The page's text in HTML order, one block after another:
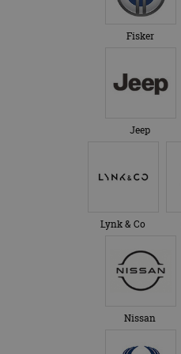
Fisker
Jeep
Lynk & Co
Nissan